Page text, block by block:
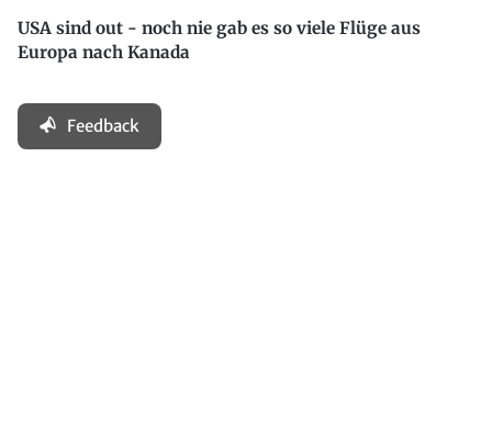
USA sind out - noch nie gab es so viele Flüge aus
Europa nach Kanada
Feedback